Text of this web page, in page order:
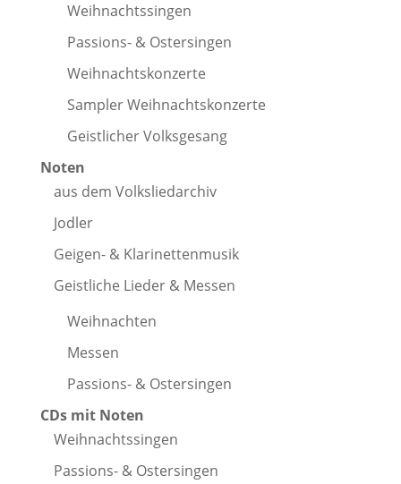
Weihnachtssingen
Passions- & Ostersingen
Weihnachtskonzerte
Sampler Weihnachtskonzerte
Geistlicher Volksgesang
Noten
aus dem Volksliedarchiv
Jodler
Geigen- & Klarinettenmusik
Geistliche Lieder & Messen
Weihnachten
Messen
Passions- & Ostersingen
CDs mit Noten
Weihnachtssingen
Passions- & Ostersingen